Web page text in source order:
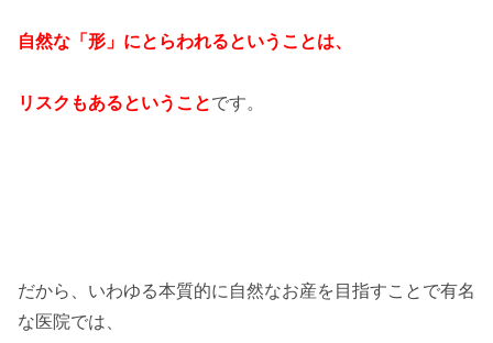
自然な「形」にとらわれるということは、
リスクもあるということです。
だから、いわゆる本質的に自然なお産を目指すことで有名
な医院では、